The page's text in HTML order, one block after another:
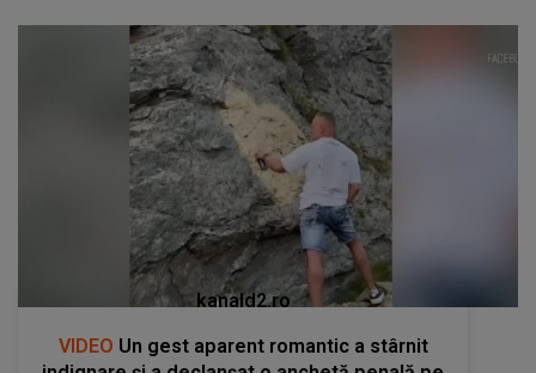
kanald2.ro
VIDEO Un gest aparent romantic a stârnit